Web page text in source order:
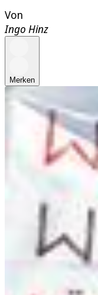
Von
Ingo Hinz
Merken